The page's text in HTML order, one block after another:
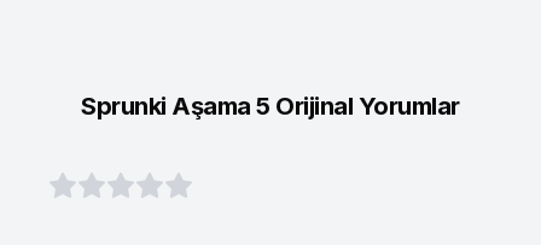
Sprunki Aşama 5 Orijinal Yorumlar